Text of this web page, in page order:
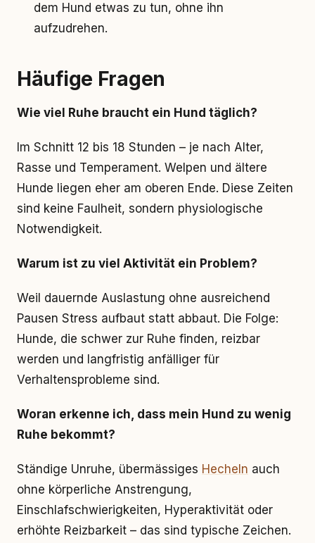
dem Hund etwas zu tun, ohne ihn
aufzudrehen.
Häufige Fragen
Wie viel Ruhe braucht ein Hund täglich?
Im Schnitt 12 bis 18 Stunden – je nach Alter,
Rasse und Temperament. Welpen und ältere
Hunde liegen eher am oberen Ende. Diese Zeiten
sind keine Faulheit, sondern physiologische
Notwendigkeit.
Warum ist zu viel Aktivität ein Problem?
Weil dauernde Auslastung ohne ausreichend
Pausen Stress aufbaut statt abbaut. Die Folge:
Hunde, die schwer zur Ruhe finden, reizbar
werden und langfristig anfälliger für
Verhaltensprobleme sind.
Woran erkenne ich, dass mein Hund zu wenig
Ruhe bekommt?
Ständige Unruhe, übermässiges Hecheln auch
ohne körperliche Anstrengung,
Einschlafschwierigkeiten, Hyperaktivität oder
erhöhte Reizbarkeit – das sind typische Zeichen.